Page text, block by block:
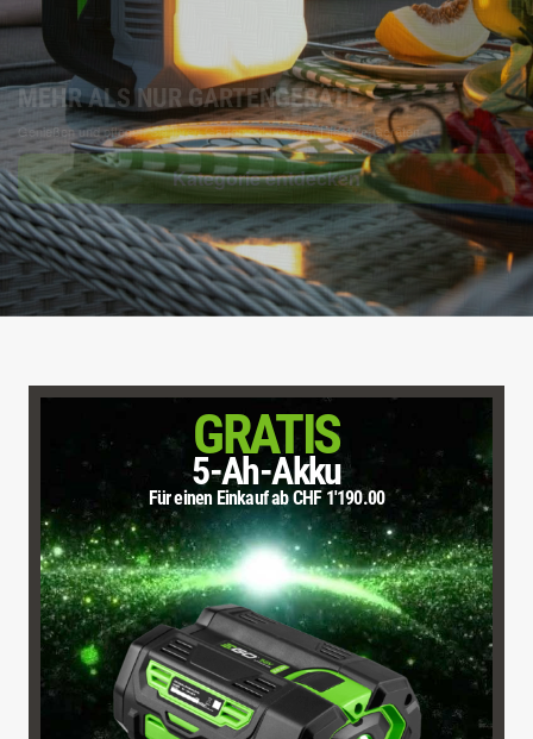
MIT IHREN GERÄTEN VERBUNDEN BLEIBEN
Behalten Sie die Kontrolle über Ihre Geräte! Verfolgen Sie die Nutzung und erhalten Sie
Updates mit der EGO Connect App
Laden Sie die EGO Connect App herunter
GRATIS
5-Ah-Akku
Für einen Einkauf ab CHF 1'190.00